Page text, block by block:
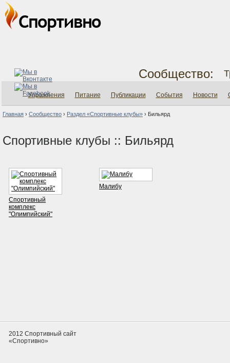
Сообщество:
Упражнения Питание Публикации События Новости
Главная › Сообщество › Раздел «Спортивные клубы» › Бильярд
Спортивные клубы :: Бильярд
Спортивный
комплекс
"Олимпийский"
Малибу
2012 Спортивный сайт
«Спортивно»